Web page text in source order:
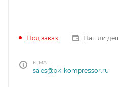
Под заказ Нашли
E-MAIL
sales@pk-kompressor.ru